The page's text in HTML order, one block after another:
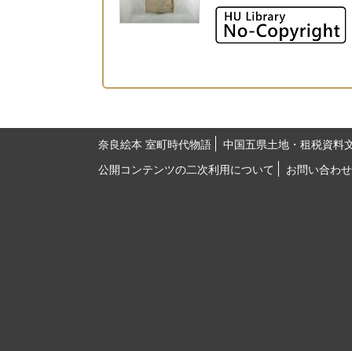
奈良絵本 室町時代物語
中国五県土地・租税資料
公開コンテンツの二次利用について
お問い合わせ